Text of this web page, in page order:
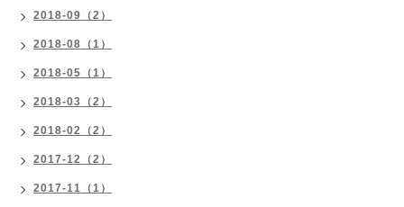
2018-09（2）
2018-08（1）
2018-05（1）
2018-03（2）
2018-02（2）
2017-12（2）
2017-11（1）